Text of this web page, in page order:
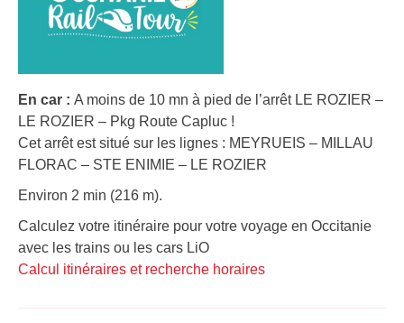
En car : A moins de 10 mn à pied de l’arrêt LE ROZIER –
LE ROZIER – Pkg Route Capluc !
Cet arrêt est situé sur les lignes : MEYRUEIS – MILLAU
FLORAC – STE ENIMIE – LE ROZIER
Environ 2 min (216 m).
Calculez votre itinéraire pour votre voyage en Occitanie
avec les trains ou les cars LiO
Calcul itinéraires et recherche horaires